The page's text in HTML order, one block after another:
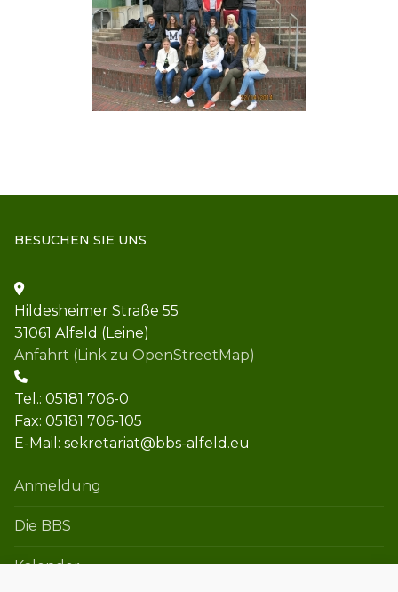
BESUCHEN SIE UNS
Hildesheimer Straße 55
31061 Alfeld (Leine)
Anfahrt (Link zu OpenStreetMap)
Tel.: 05181 706-0
Fax: 05181 706-105
E-Mail: sekretariat@bbs-alfeld.eu
Anmeldung
Die BBS
Kalender